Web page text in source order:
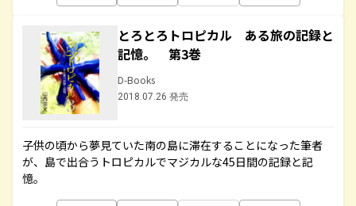
とろとろトロピカル ある旅の記録と
記憶。 第3巻
D-Books
2018.07.26 発売
子供の頃から夢見ていた南の島に滞在することになった筆者
が、島で出合うトロピカルでマジカルな45日間の記録と記
憶。